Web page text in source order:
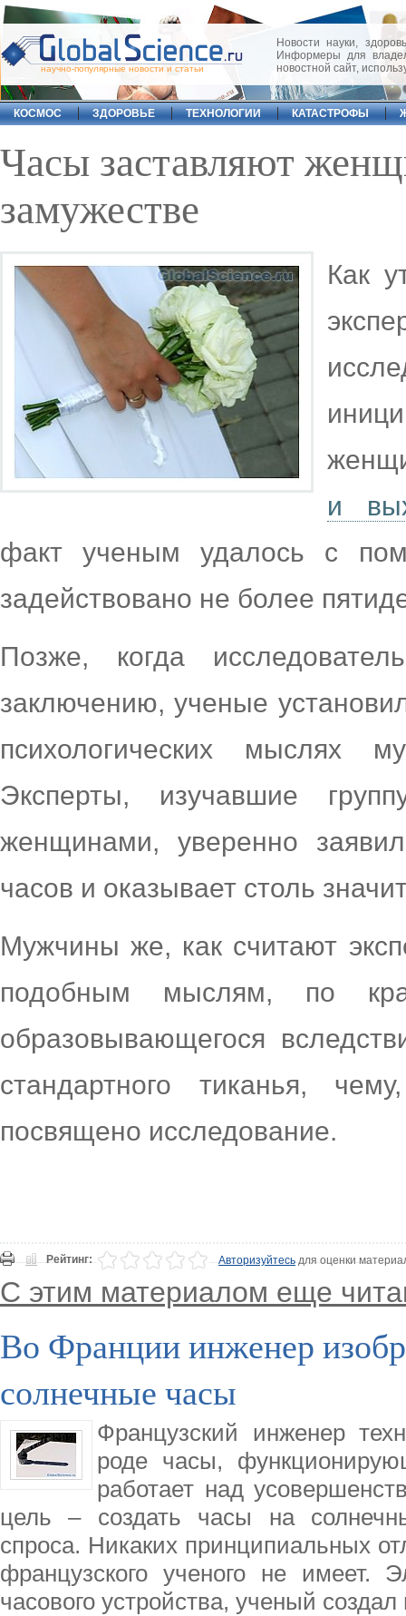
научно-популярные новости и статьи
Новости науки,
Информеры для
новостной сайт,
КОСМОС ЗДОРОВЬЕ ТЕХНОЛОГИИ КАТАСТРОФЫ
Часы заставляют
замужестве
Как
и
факт ученым удалось с
задействовано не более
Позже, когда
заключению, ученые
психологических мыслях
Эксперты, изучавшие
женщинами, уверенно
часов и оказывает столь
Мужчины же, как считают
подобным мыслям, по
образовывающегося
стандартного тиканья,
посвящено исследование.
Рейтинг: Авторизуйтесьдля оценки
С этим материалом еще
Во Франции инженер
солнечные часы
Французский инженер
роде часы,
работает над
цель – создать часы на
спроса. Никаких принципиальных
французского ученого не имеет.
часового устройства, ученый